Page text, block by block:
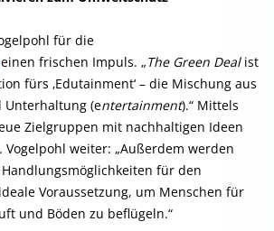
für die
einen frischen Impuls. „The Green Dealist
fürs ‚Edutainment‘ – die Mischung aus
Unterhaltung (entertainment).“ Mittels
Zielgruppen mit nachhaltigen Ideen
weiter: „Außerdem werden
für den
Voraussetzung, um Menschen für
und Böden zu beflügeln.“